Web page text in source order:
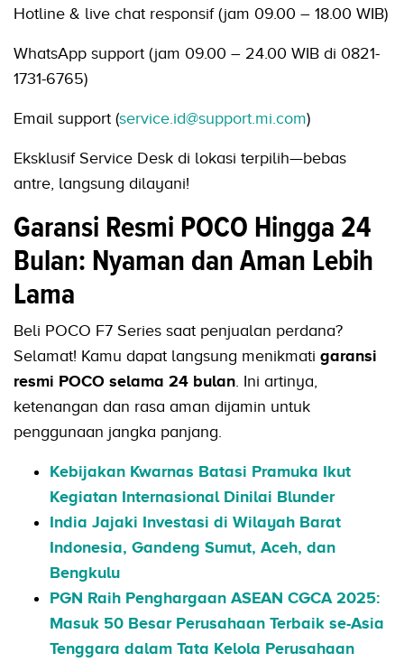
Hotline & live chat responsif (jam 09.00 – 18.00 WIB)
WhatsApp support (jam 09.00 – 24.00 WIB di 0821-
1731-6765)
Email support (service.id@support.mi.com)
Eksklusif Service Desk di lokasi terpilih—bebas
antre, langsung dilayani!
Garansi Resmi POCO Hingga 24
Bulan: Nyaman dan Aman Lebih
Lama
Beli POCO F7 Series saat penjualan perdana?
Selamat! Kamu dapat langsung menikmati garansi
resmi POCO selama 24 bulan . Ini artinya,
ketenangan dan rasa aman dijamin untuk
penggunaan jangka panjang.
Kebijakan Kwarnas Batasi Pramuka Ikut
Kegiatan Internasional Dinilai Blunder
India Jajaki Investasi di Wilayah Barat
Indonesia, Gandeng Sumut, Aceh, dan
Bengkulu
PGN Raih Penghargaan ASEAN CGCA 2025:
Masuk 50 Besar Perusahaan Terbaik se-Asia
Tenggara dalam Tata Kelola Perusahaan